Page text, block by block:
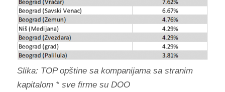
Slika: TOP opštine sa kompanijama sa stranim
kapitalom * sve firme su DOO